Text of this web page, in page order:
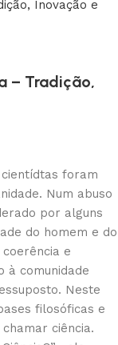
– Tradição,
foram
Num abuso
por alguns
do homem e do
e
à comunidade
Neste
filosóficas e
ciência.